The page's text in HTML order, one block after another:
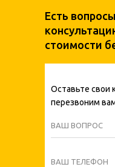
ВАШ ВОПРОС
ВАШ ТЕЛЕФОН
Оставьте
перезвоним
Есть
стоимости